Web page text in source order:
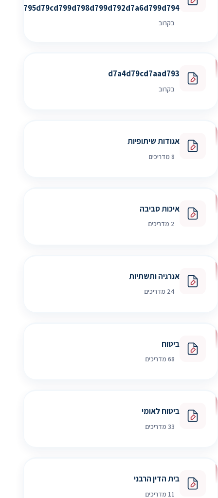
d795d79cd799d798d799d792d7a6d799d794
בקרוב
d7a4d79cd7aad793
בקרוב
אגודות שיתופיות
8 מדריכים
איכות סביבה
2 מדריכים
אנרגיה ותשתיות
24 מדריכים
ביטוח
68 מדריכים
ביטוח לאומי
33 מדריכים
בית הדין הרבני
11 מדריכים